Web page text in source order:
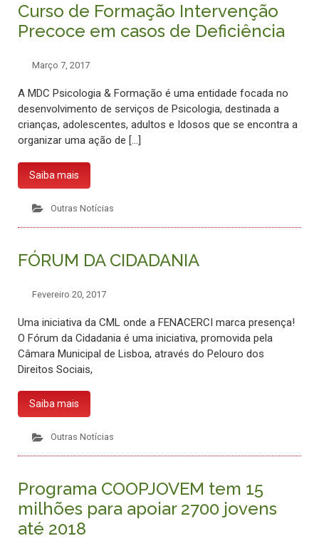
Curso de Formação Intervenção
Precoce em casos de Deficiência
Março 7, 2017
A MDC Psicologia & Formação é uma entidade focada no
desenvolvimento de serviços de Psicologia, destinada a
crianças, adolescentes, adultos e Idosos que se encontra a
organizar uma ação de […]
Saiba mais
Outras Notícias
FÓRUM DA CIDADANIA
Fevereiro 20, 2017
Uma iniciativa da CML onde a FENACERCI marca presença!
O Fórum da Cidadania é uma iniciativa, promovida pela
Câmara Municipal de Lisboa, através do Pelouro dos
Direitos Sociais,
Saiba mais
Outras Notícias
Programa COOPJOVEM tem 15
milhões para apoiar 2700 jovens
até 2018